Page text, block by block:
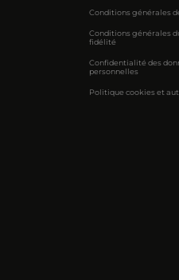
Conditions générales
Conditions générales
fidélité
Confidentialité des
personnelles
Politique cookies et